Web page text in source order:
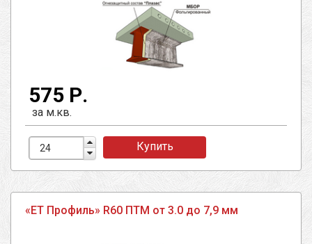
575 Р.
за м.кв.
Купить
«ЕТ Профиль» R60 ПТМ от 3.0 до 7,9 мм